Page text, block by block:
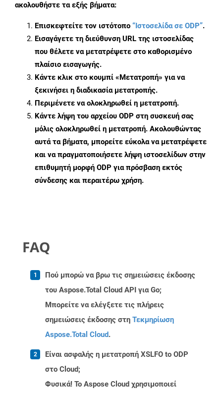
ακολουθήστε τα εξής βήματα:
Επισκεφτείτε τον ιστότοπο “Ιστοσελίδα σε ODP”.
Εισαγάγετε τη διεύθυνση URL της ιστοσελίδας
που θέλετε να μετατρέψετε στο καθορισμένο
πλαίσιο εισαγωγής.
Κάντε κλικ στο κουμπί «Μετατροπή» για να
ξεκινήσει η διαδικασία μετατροπής.
Περιμένετε να ολοκληρωθεί η μετατροπή.
Κάντε λήψη του αρχείου ODP στη συσκευή σας
μόλις ολοκληρωθεί η μετατροπή. Ακολουθώντας
αυτά τα βήματα, μπορείτε εύκολα να μετατρέψετε
και να πραγματοποιήσετε λήψη ιστοσελίδων στην
επιθυμητή μορφή ODP για πρόσβαση εκτός
σύνδεσης και περαιτέρω χρήση.
FAQ
Πού μπορώ να βρω τις σημειώσεις έκδοσης
του Aspose.Total Cloud API για Go;
Μπορείτε να ελέγξετε τις πλήρεις
σημειώσεις έκδοσης στη Τεκμηρίωση
Aspose.Total Cloud.
Είναι ασφαλής η μετατροπή XSLFO to ODP
στο Cloud;
Φυσικά! Το Aspose Cloud χρησιμοποιεί